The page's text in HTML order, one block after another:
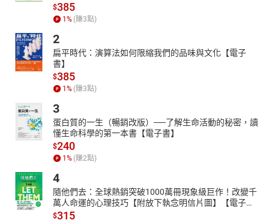
$385
1 % (賺3點)
2
扁平時代：演算法如何限縮我們的品味與文化【電子
書】
$385
1 % (賺3點)
3
蛋白質的一生（暢銷改版）──了解生命活動的秘密，讀
懂生命科學的第一本書【電子書】
$240
1 % (賺2點)
4
隨他們去：全球熱銷突破1000萬冊現象級巨作！改變千
萬人命運的心理技巧【附放下執念明信片圖】【電子
書】
$315